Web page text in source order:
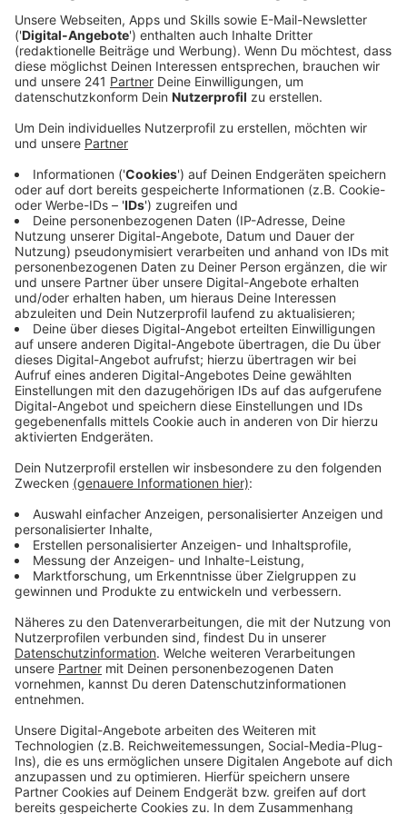
Einzelfällen könne es zwar zu Absagen von
Wunsch-Schulen kommen. Fest stehe aber: Alle
Leverkusener Schülerinnen und Schüler erhalten
einen Platz an der gewünschten Schulform.
Veröffentlicht:Mittwoch, 08.03.2023 15:58
Insgesamt haben sich für das kommende Schuljahr
etwas mehr als 1.460 Schülerinnen und Schüler an den
weiterführenden Schulen in Leverkusen angemeldet –
davon haben rund 80 einen sonderpädagogischen
Förderbedarf. Hier muss die Stadt jetzt schauen, wie
viele davon welche Schule aufnimmt. Davon seien die
zulässigen Klassengrößen abhängig, heißt es. Erst
wenn das klar ist, können die Schulen ihre Zu- oder
Absagen verschicken. Einzig und allein an der
Gesamtschule Schlebusch ist das bereits erfolgt. Weil
die Nachfrage hier besonders hoch ist, werden die
Plätze in einem vorgezogenen Verfahren vergeben.
Demnach sind dieses Jahr rund 150 Kinder abgelehnt
Anzeige
Anzeige
Das ist die Frauenquote in Leverkusens größten
Ausbau des Rennbaum-Kreisels steht bevor
Galeria-Schließung könnte zu Problemen führen